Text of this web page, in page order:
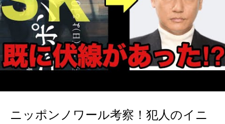
ニッポンノワール考察！犯人のイニ